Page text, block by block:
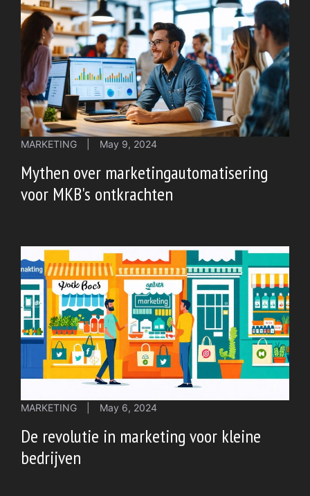
MARKETING May 9, 2024
Mythen over marketingautomatisering
voor MKB's ontkrachten
MARKETING May 6, 2024
De revolutie in marketing voor kleine
bedrijven